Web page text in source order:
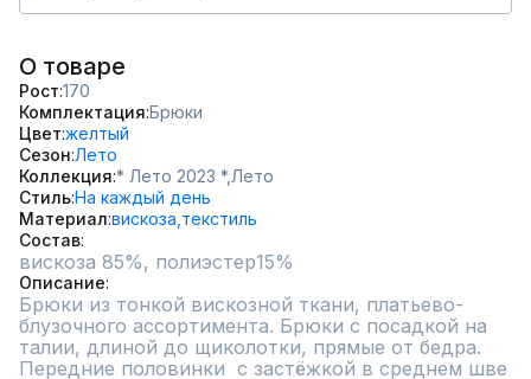
О товаре
Рост 170
Комплектация Брюки
Цвет желтый
Сезон Лето
Коллекция * Лето 2023 *, Лето
СтильНа каждый день
Материал вискоза, текстиль
Состав
вискоза 85%, полиэстер15%
Описание
Брюки из тонкой вискозной ткани, платьево-
блузочного ассортимента. Брюки с посадкой на
талии, длиной до щиколотки, прямые от бедра.
Передние половинки  с застёжкой в среднем шве